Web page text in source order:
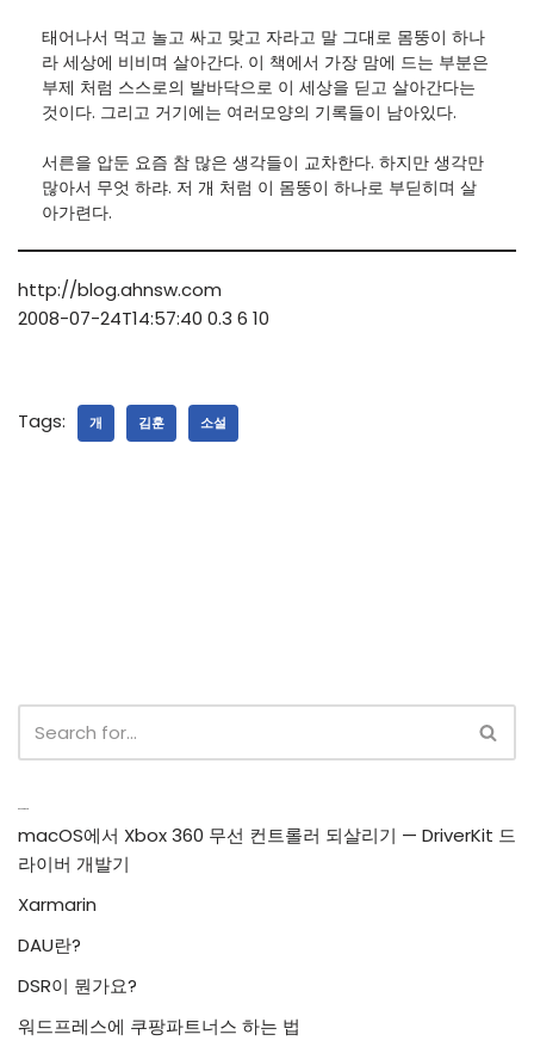
태어나서 먹고 놀고 싸고 맞고 자라고 말 그대로 몸뚱이 하나
라 세상에 비비며 살아간다. 이 책에서 가장 맘에 드는 부분은
부제 처럼 스스로의 발바닥으로 이 세상을 딛고 살아간다는
것이다. 그리고 거기에는 여러모양의 기록들이 남아있다.
서른을 압둔 요즘 참 많은 생각들이 교차한다. 하지만 생각만
많아서 무엇 하랴. 저 개 처럼 이 몸뚱이 하나로 부딛히며 살
아가련다.
http://blog.ahnsw.com
2008-07-24T14:57:40 0.3 6 10
Tags: 개 김훈 소설
macOS에서 Xbox 360 무선 컨트롤러 되살리기 — DriverKit 드
라이버 개발기
Xarmarin
DAU란?
DSR이 뭔가요?
워드프레스에 쿠팡파트너스 하는 법